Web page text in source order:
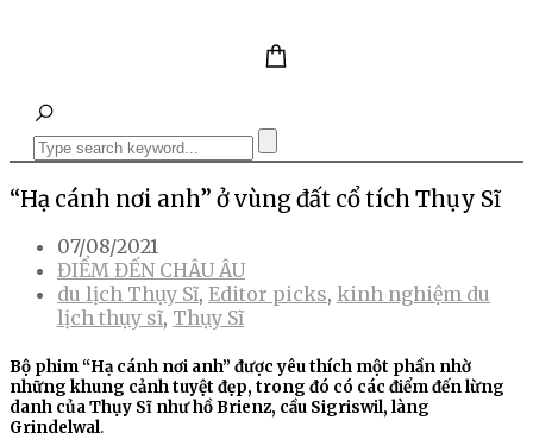
“Hạ cánh nơi anh” ở vùng đất cổ tích Thụy Sĩ
07/08/2021
ĐIỂM ĐẾN CHÂU ÂU
du lịch Thụy Sĩ, Editor picks, kinh nghiệm du
lịch thụy sĩ, Thụy Sĩ
Bộ phim “Hạ cánh nơi anh” được yêu thích một phần nhờ
những khung cảnh tuyệt đẹp, trong đó có các điểm đến lừng
danh của Thụy Sĩ như hồ Brienz, cầu Sigriswil, làng
Grindelwal.